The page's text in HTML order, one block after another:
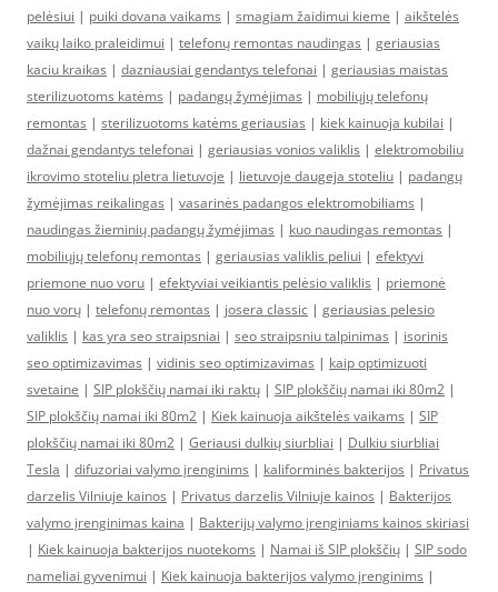
pelėsiui | puiki dovana vaikams | smagiam žaidimui kieme | aikštelės
vaikų laiko praleidimui | telefonų remontas naudingas | geriausias
kaciu kraikas | dazniausiai gendantys telefonai | geriausias maistas
sterilizuotoms katėms | padangų žymėjimas | mobiliųjų telefonų
remontas | sterilizuotoms katėms geriausias | kiek kainuoja kubilai |
dažnai gendantys telefonai | geriausias vonios valiklis | elektromobiliu
ikrovimo stoteliu pletra lietuvoje | lietuvoje daugeja stoteliu | padangų
žymėjimas reikalingas | vasarinės padangos elektromobiliams |
naudingas žieminių padangų žymėjimas | kuo naudingas remontas |
mobiliųjų telefonų remontas | geriausias valiklis peliui | efektyvi
priemone nuo voru | efektyviai veikiantis pelėsio valiklis | priemonė
nuo vorų | telefonų remontas | josera classic | geriausias pelesio
valiklis | kas yra seo straipsniai | seo straipsniu talpinimas | isorinis
seo optimizavimas | vidinis seo optimizavimas | kaip optimizuoti
svetaine | SIP plokščių namai iki raktų | SIP plokščių namai iki 80m2 |
SIP plokščių namai iki 80m2 | Kiek kainuoja aikštelės vaikams | SIP
plokščių namai iki 80m2 | Geriausi dulkių siurbliai | Dulkiu siurbliai
Tesla | difuzoriai valymo įrenginims | kaliforminės bakterijos | Privatus
darzelis Vilniuje kainos | Privatus darzelis Vilniuje kainos | Bakterijos
valymo įrenginimas kaina | Bakterijų valymo įrenginiams kainos skiriasi
| Kiek kainuoja bakterijos nuotekoms | Namai iš SIP plokščių | SIP sodo
nameliai gyvenimui | Kiek kainuoja bakterijos valymo įrenginims |